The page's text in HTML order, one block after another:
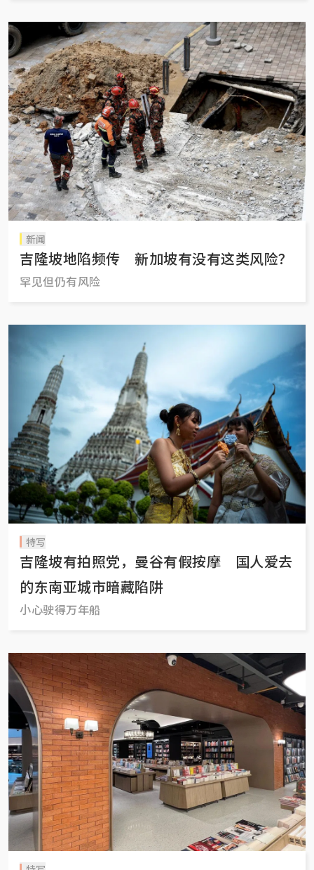
新闻
吉隆坡地陷频传 新加坡有没有这类风险？
罕见但仍有风险
特写
吉隆坡有拍照党，曼谷有假按摩 国人爱去
的东南亚城市暗藏陷阱
小心驶得万年船